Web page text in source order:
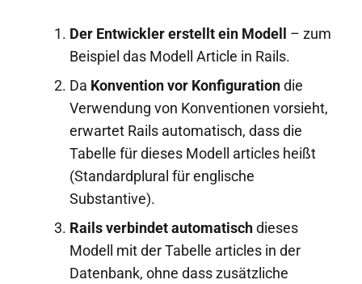
Der Entwickler erstellt ein Modell
– zum
Beispiel das Modell Article in Rails.
Da Konvention vor Konfigurationdie
Verwendung von Konventionen vorsieht,
erwartet Rails automatisch, dass die
Tabelle für dieses Modell articles heißt
(Standardplural für englische
Substantive).
Rails verbindet automatischdieses
Modell mit der Tabelle articles in der
Datenbank, ohne dass zusätzliche